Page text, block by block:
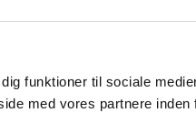
funktioner til sociale
med vores partnere inden